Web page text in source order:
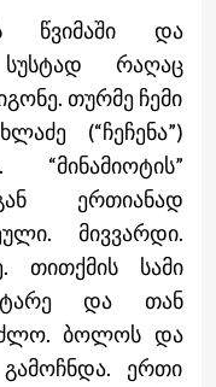
წვიმაში და
სუსტად რაღაც
თურმე ჩემი
(“ჩეჩენა”)
ერთიანად
მივვარდი.
თითქმის სამი
და თან
ბოლოს და
ერთი